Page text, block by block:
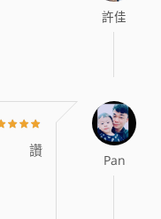
許佳
Pan
讚